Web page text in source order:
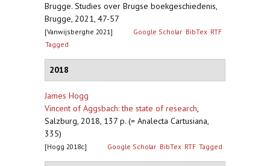
Brugge. Studies over Brugse boekgeschiedenis,
Brugge, 2021, 47-57
[Vanwijsberghe 2021] Google Scholar BibTex RTF
Tagged
2018
James Hogg
Vincent of Aggsbach: the state of research,
Salzburg, 2018, 137 p. (= Analecta Cartusiana,
335)
[Hogg 2018c] Google Scholar BibTex RTF Tagged